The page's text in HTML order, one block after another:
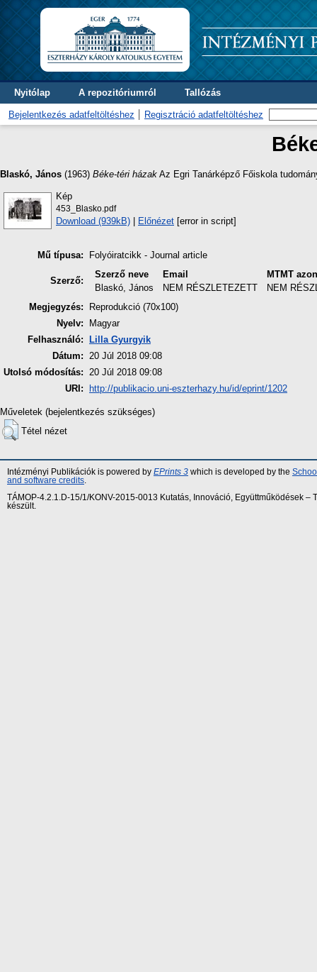
Nyitólap A repozitóriumról Tallózás
Bejelentkezés adatfeltöltéshez Regisztráció adatfeltöltéshez
Blaskó, János (1963) Béke-téri házak Az Egri Tanárképző Főiskola
Kép
453_Blasko.pdf
Download (939kB) | Előnézet [error in script]
Mű típusa: Folyóiratcikk - Journal article
Szerző:
Szerző neve Email
MTMT
Blaskó, János
NEM RÉSZLETEZETT
NEM
Megjegyzés:
Reprodukció (70x100)
Nyelv:
Magyar
Felhasználó:
Lilla Gyurgyik
Dátum: 20 Júl 2018 09:08
Utolsó módosítás: 20 Júl 2018 09:08
URI:
http://publikacio.uni-eszterhazy.hu/id/eprint/1202
Műveletek (bejelentkezés szükséges)
Tétel nézet
Intézményi Publikációk is powered by EPrints 3 which is developed by the
and software credits
TÁMOP-4.2.1.D-15/1/KONV-2015-0013 Kutatás, Innováció, Együttműködések
készült.